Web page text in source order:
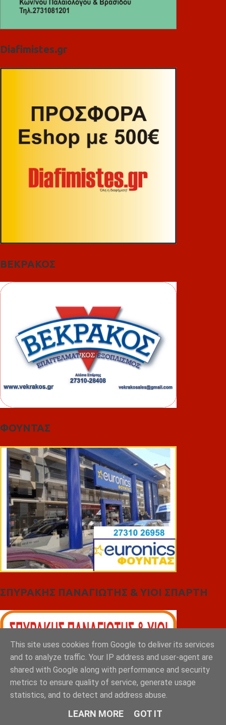
Diafimistes.gr
ΒΕΚΡΑΚΟΣ
ΦΟΥΝΤΑΣ
ΣΠΥΡΑΚΗΣ ΠΑΝΑΓΙΩΤΗΣ & YIOI ΣΠΑΡΤΗ
This site uses cookies from Google to deliver its services
and to analyze traffic. Your IP address and user-agent are
shared with Google along with performance and security
metrics to ensure quality of service, generate usage
statistics, and to detect and address abuse.
LEARN MORE GOT IT